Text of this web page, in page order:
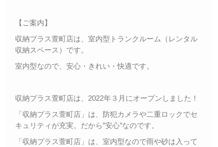
【ご案内】
収納プラス萱町店は、室内型トランクルーム（レンタル
収納スペース）です。
室内型なので、安心・きれい・快適です。
収納プラス萱町店は、2022年３月にオープンしました！
「収納プラス萱町店」は、防犯カメラや二重ロックでセ
キュリティが充実。だから”安心”なのです。
「収納プラス萱町店」は、室内型なので雨や砂は入って